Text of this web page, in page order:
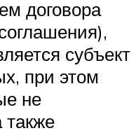
договора
субъект
при этом
не
также